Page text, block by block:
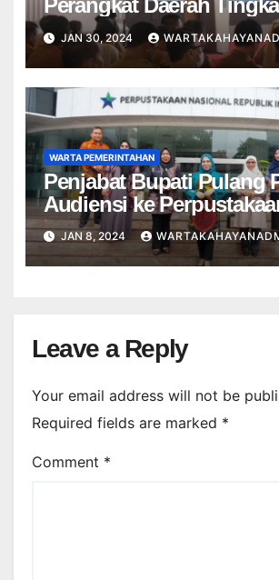
Perangkat Daerah
Kompetensi dan
JAN 30, 2024
WARTA PEMERINTAHAN
Penjabat Bupati Pulang
Audiensi ke
Nasional RI
JAN 8, 2024
Leave a Reply
Your email address will not be
Required fields are marked *
Comment *